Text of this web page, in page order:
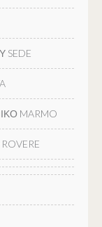
SEDE
MARMO